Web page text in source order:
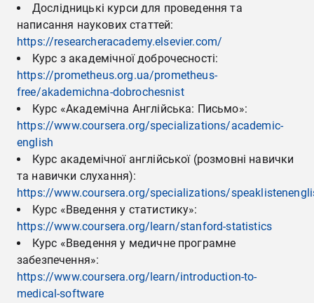
Дослідницькі курси для проведення та
написання наукових статтей:
https://researcheracademy.elsevier.com/
Курс з академічної доброчесності:
https://prometheus.org.ua/prometheus-
free/akademichna-dobrochesnist
Курс «Академічна Англійська: Письмо»:
https://www.coursera.org/specializations/academic-
english
Курс академічної англійської (розмовні навички
та навички слухання):
https://www.coursera.org/specializations/
Курс «Введення у статистику»:
https://www.coursera.org/learn/stanford-statistics
Курс «Введення у медичне програмне
забезпечення»:
https://www.coursera.org/learn/introduction-to-
medical-software